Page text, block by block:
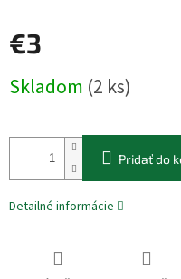
€3
cena:
Skladom (2 ks)
Pridať do
Detailné informácie